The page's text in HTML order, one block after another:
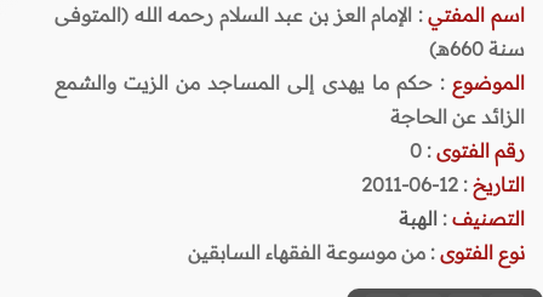
اسم المفتي: الإمام العز بن عبد السلام رحمه الله (المتوفى
سنة 660هـ)
الموضوع : حكم ما يهدى إلى المساجد من الزيت والشمع
الزائد عن الحاجة
رقم الفتوى :
0
التاريخ : 12-06-2011
التصنيف : الهبة
نوع الفتوى : من موسوعة الفقهاء السابقين